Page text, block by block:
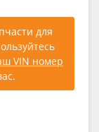
для
VIN номер